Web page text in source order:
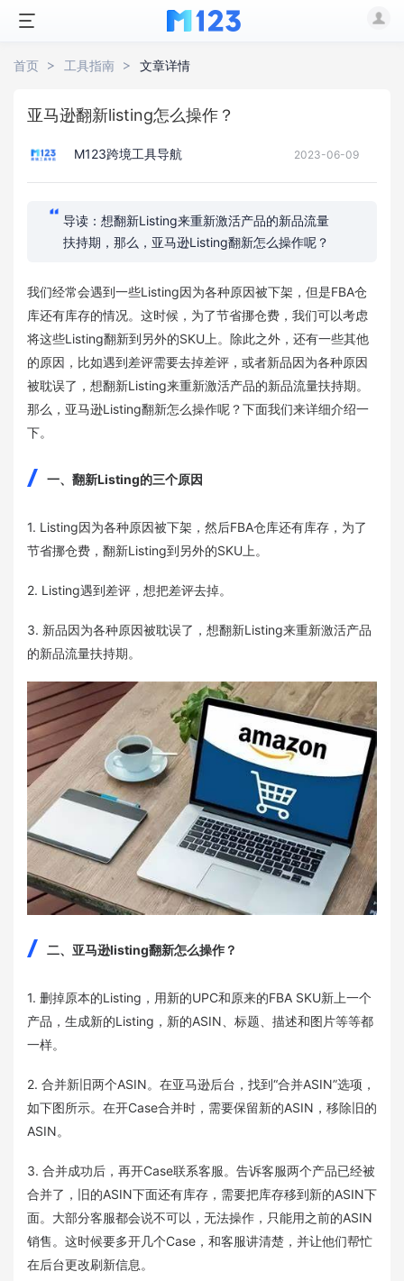
首页 工具指南 文章详情
亚马逊翻新listing怎么操作？
M123跨境工具导航 2023-06-09
导读：想翻新Listing来重新激活产品的新品流量
扶持期，那么，亚马逊Listing翻新怎么操作呢？
我们经常会遇到一些Listing因为各种原因被下架，但是FBA仓
库还有库存的情况。这时候，为了节省挪仓费，我们可以考虑
将这些Listing翻新到另外的SKU上。除此之外，还有一些其他
的原因，比如遇到差评需要去掉差评，或者新品因为各种原因
被耽误了，想翻新Listing来重新激活产品的新品流量扶持期。
那么，亚马逊Listing翻新怎么操作呢？下面我们来详细介绍一
下。
一、翻新Listing的三个原因
1. Listing因为各种原因被下架，然后FBA仓库还有库存，为了
节省挪仓费，翻新Listing到另外的SKU上。
2. Listing遇到差评，想把差评去掉。
3. 新品因为各种原因被耽误了，想翻新Listing来重新激活产品
的新品流量扶持期。
二、亚马逊listing翻新怎么操作？
1. 删掉原本的Listing，用新的UPC和原来的FBA SKU新上一个
产品，生成新的Listing，新的ASIN、标题、描述和图片等等都
一样。
2. 合并新旧两个ASIN。在亚马逊后台，找到“合并ASIN”选项，
如下图所示。在开Case合并时，需要保留新的ASIN，移除旧的
ASIN。
3. 合并成功后，再开Case联系客服。告诉客服两个产品已经被
合并了，旧的ASIN下面还有库存，需要把库存移到新的ASIN下
面。大部分客服都会说不可以，无法操作，只能用之前的ASIN
销售。这时候要多开几个Case，和客服讲清楚，并让他们帮忙
在后台更改刷新信息。